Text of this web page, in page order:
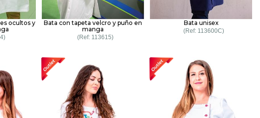
ocultos y
Bata con tapeta velcro y puño en
manga
113615
Bata unisex
113600C